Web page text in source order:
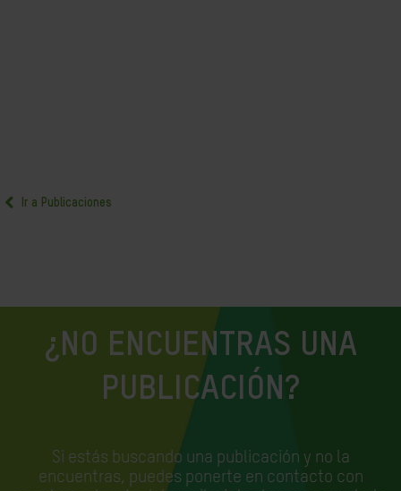
Ir a Publicaciones
¿NO ENCUENTRAS UNA
PUBLICACIÓN?
Si estás buscando una publicación y no la
encuentras, puedes ponerte en contacto con